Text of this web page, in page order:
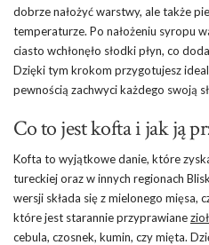
dobrze nałożyć warstwy, ale także
temperaturze. Po nałożeniu syropu
ciasto wchłonęło słodki płyn, co
Dzięki tym krokom przygotujesz
pewnością zachwyci każdego swoją
Co to jest kofta i jak ją
Kofta to wyjątkowe danie, które
tureckiej oraz w innych regionach
wersji składa się z mielonego mięsa,
które jest starannie przyprawiane
cebula, czosnek, kumin, czy mięta.